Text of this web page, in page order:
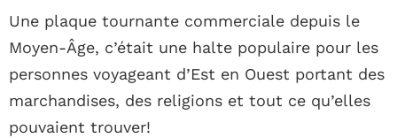
Une plaque tournante commerciale depuis le
Moyen-Âge, c’était une halte populaire pour les
personnes voyageant d’Est en Ouest portant des
marchandises, des religions et tout ce qu’elles
pouvaient trouver!